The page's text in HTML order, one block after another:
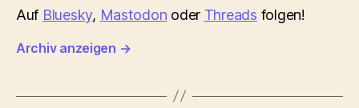
Auf Bluesky, Mastodon oder Threads folgen!
Archiv anzeigen →